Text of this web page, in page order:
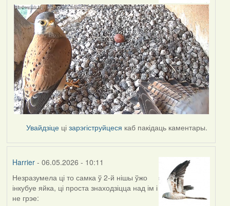
Увайдзіце цізарэгіструйцеся каб пакідаць каментары.
Harrier- 06.05.2026 - 10:11
Незразумела ці то самка ў 2-й нішы ўжо
інкубуе яйка, ці проста знаходзіцца над ім і
не грэе: